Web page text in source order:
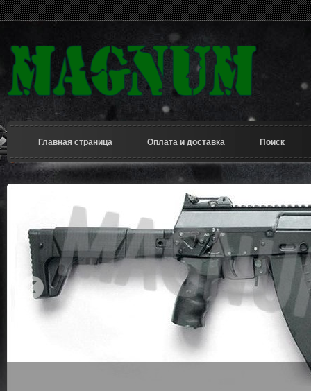
Главная страница Оплата и доставка Поиск